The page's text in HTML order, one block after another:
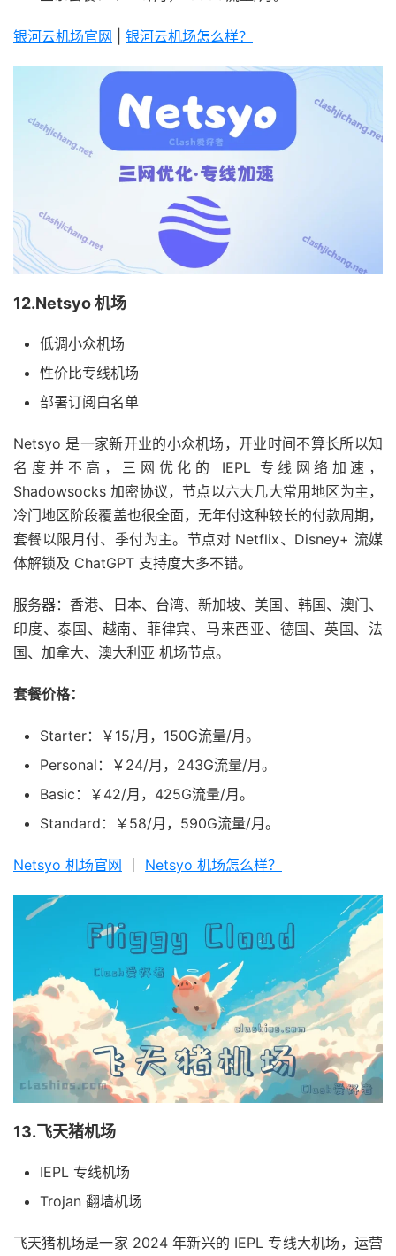
银河云机场官网 银河云机场怎么样？
12.Netsyo 机场
低调小众机场
性价比专线机场
部署订阅白名单
Netsyo 是一家新开业的小众机场，开业时间不算长所以知
名度并不高，三网优化的 IEPL 专线网络加速，
Shadowsocks 加密协议，节点以六大几大常用地区为主，
冷门地区阶段覆盖也很全面，无年付这种较长的付款周期，
套餐以限月付、季付为主。节点对 Netflix、Disney+ 流媒
体解锁及 ChatGPT 支持度大多不错。
服务器：香港、日本、台湾、新加坡、美国、韩国、澳门、
印度、泰国、越南、菲律宾、马来西亚、德国、英国、法
国、加拿大、澳大利亚 机场节点。
套餐价格：
Starter：￥15/月，150G流量/月。
Personal：￥24/月，243G流量/月。
Basic：￥42/月，425G流量/月。
Standard：￥58/月，590G流量/月。
Netsyo 机场官网 Netsyo 机场怎么样？
13.飞天猪机场
IEPL 专线机场
Trojan 翻墙机场
飞天猪机场是一家 2024 年新兴的 IEPL 专线大机场，运营